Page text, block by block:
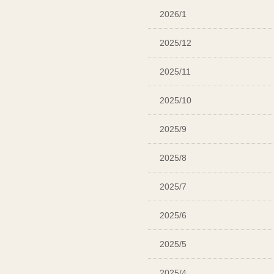
2026/1
2025/12
2025/11
2025/10
2025/9
2025/8
2025/7
2025/6
2025/5